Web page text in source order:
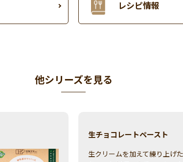
レシピ情報
他シリーズを見る
生チョコレートペースト
生クリームを加えて練り上げた